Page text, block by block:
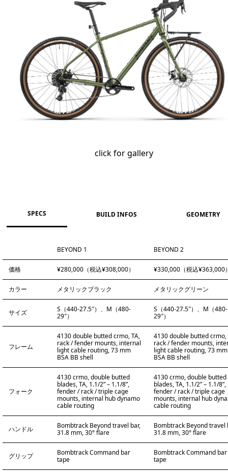
click for gallery
SPECS BUILD INFOS GEOMETRY
BEYOND 1 BEYOND 2
価格 ¥280,000（税込¥308,000） ¥330,000（税込¥363,000
カラー メタリックブラック メタリックグリーン
サイズ
S（440-27.5″）、M（480-
29″）
S（440-27.5″）、M（480-
29″）
フレーム
4130 double butted crmo, TA,
rack / fender mounts, internal
light cable routing, 73 mm
BSA BB shell
4130 double butted crmo,
rack / fender mounts,
light cable routing, 73 mm
BSA BB shell
フォーク
4130 crmo, double butted
blades, TA, 1.1/2” – 1.1/8”,
fender / rack / triple cage
mounts, internal hub dynamo
cable routing
4130 crmo, double butted
blades, TA, 1.1/2” – 1.1/8”,
fender / rack / triple cage
mounts, internal hub
cable routing
ハンドル
Bombtrack Beyond travel bar,
31.8 mm, 30° flare
Bombtrack Beyond travel
31.8 mm, 30° flare
グリップ
Bombtrack Command bar
tape
Bombtrack Command bar
tape